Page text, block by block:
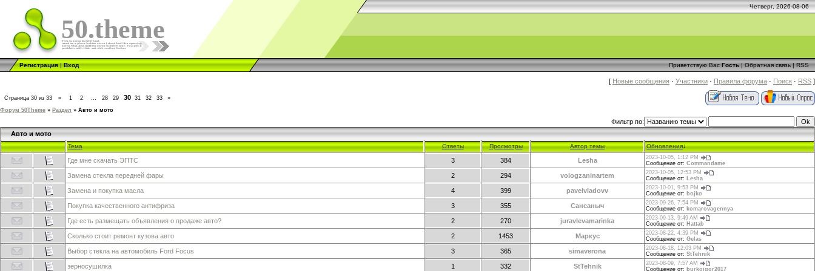
Четверг, 2026-08-06
50.theme
Регистрация|Вход Приветствую Вас Гость|Обратная связь|RSS
[ Новые сообщения · Участники · Правила форума · Поиск · RSS ]
Страница 30 из 33 « 1 2 … 28 29 30 31 32 33
»
Форум 50Theme » Раздел » Авто и мото
Фильтр по:
Авто и мото
Тема Ответы Просмотры Автор темы Обновления↓
Где мне скачать ЭПТС 3 384 Lesha
2023-10-05, 1:12 PM
Сообщение от: Commandame
Замена стекла передней фары 2 294 vologzaninartem
2023-10-05, 12:53 PM
Сообщение от: Lesha
Замена и покупка масла 4 399 pavelvladovv
2023-10-01, 9:53 PM
Сообщение от: bojko
Покупка качественного антифриза 3 355 Сансаныч
2023-09-26, 7:54 PM
Сообщение от: komarovagennya
Где есть размещать объявления о продаже авто? 2 270 juravlevamarinka
2023-09-13, 9:49 AM
Сообщение от: Hattab
Сколько стоит ремонт кузова авто 2 1453 Маркус
2023-08-22, 4:39 PM
Сообщение от: Gelas
Выбор стекла на автомобиль Ford Focus 3 365 simaverona
2023-08-18, 12:03 PM
Сообщение от: StTehnik
зерносушилка 1 332 StTehnik
2023-08-09, 7:57 AM
Сообщение от: burkoigor2017